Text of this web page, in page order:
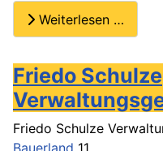
Weiterlesen …
Friedo Schulze
Friedo Schulze